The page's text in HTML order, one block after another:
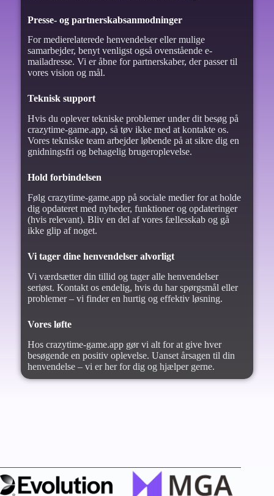
Presse- og partnerskabsanmodninger
For medierelaterede henvendelser eller mulige
samarbejder, benyt venligst også ovenstående e-
mailadresse. Vi er åbne for partnerskaber, der passer til
vores vision og mål.
Teknisk support
Hvis du oplever tekniske problemer under dit besøg på
crazytime-game.app, så tøv ikke med at kontakte os.
Vores tekniske team arbejder løbende på at sikre dig en
gnidningsfri og behagelig brugeroplevelse.
Hold forbindelsen
Følg crazytime-game.app på sociale medier for at holde
dig opdateret med nyheder, funktioner og opdateringer
(hvis relevant). Bliv en del af vores fællesskab og gå
ikke glip af noget.
Vi tager dine henvendelser alvorligt
Vi værdsætter din tillid og tager alle henvendelser
seriøst. Kontakt os endelig, hvis du har spørgsmål eller
problemer – vi finder en hurtig og effektiv løsning.
Vores løfte
Hos crazytime-game.app gør vi alt for at give hver
besøgende en positiv oplevelse. Uanset årsagen til din
henvendelse – vi er her for dig og hjælper gerne.